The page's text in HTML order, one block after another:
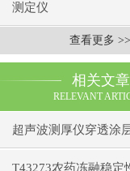
测定仪
查看更多 >>
相关文章
RELEVANT
超声波测厚仪穿透涂
前准备操作步骤
T43273农药冻融稳定